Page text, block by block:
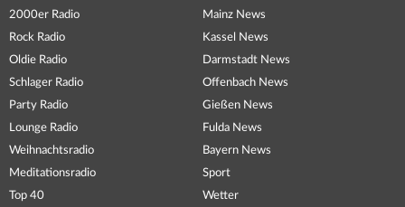
2000er Radio
Rock Radio
Oldie Radio
Schlager Radio
Party Radio
Lounge Radio
Weihnachtsradio
Meditationsradio
Top 40
Mainz News
Kassel News
Darmstadt News
Offenbach News
Gießen News
Fulda News
Bayern News
Sport
Wetter